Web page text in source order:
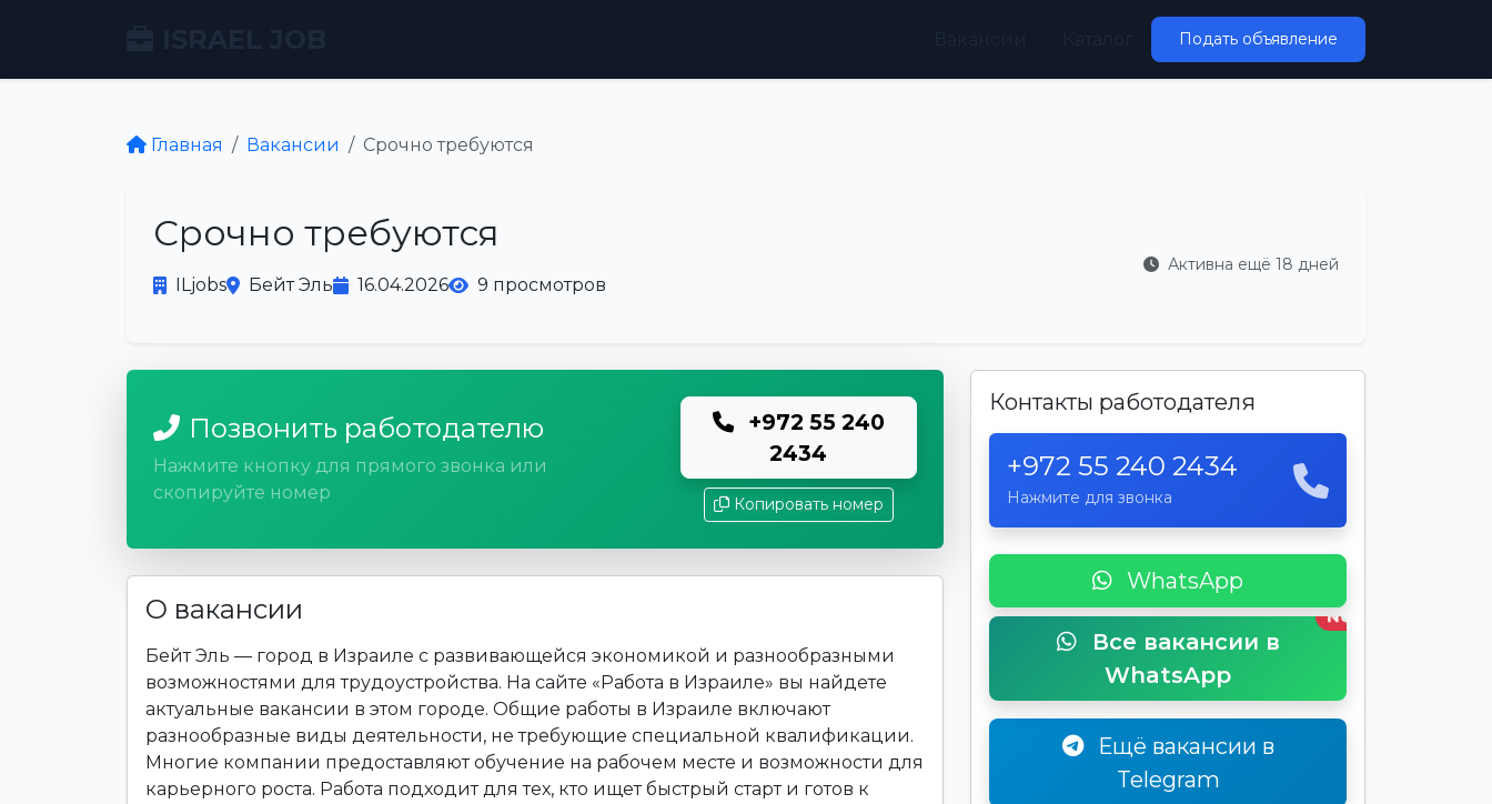
Подать объявление
Главная Вакансии Срочно требуются
Срочно требуются
ILjobs Бейт Эль 16.04.2026 9 просмотров
Активна ещё 18 дней
Позвонить работодателю
Нажмите кнопку для прямого звонка или
скопируйте номер
+972 55 240
2434
Копировать номер
О вакансии
Бейт Эль — город в Израиле с развивающейся экономикой и разнообразными
возможностями для трудоустройства. На сайте «Работа в Израиле» вы найдете
актуальные вакансии в этом городе. Общие работы в Израиле включают
разнообразные виды деятельности, не требующие специальной квалификации.
Многие компании предоставляют обучение на рабочем месте и возможности для
карьерного роста. Работа подходит для тех, кто ищет быстрый старт и готов к
Контакты работодателя
+972 55 240 2434
Нажмите для звонка
WhatsApp
Все вакансии в
WhatsApp
New
Ещё вакансии в
Telegram